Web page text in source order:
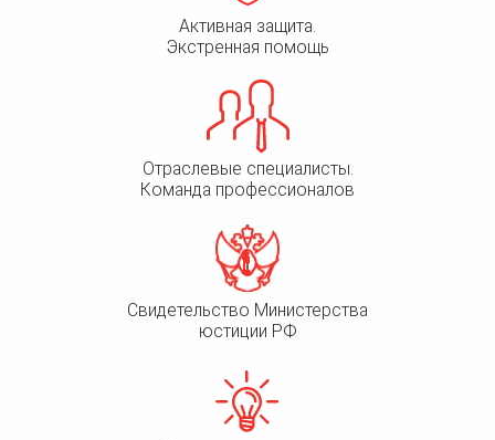
Активная защита.
Экстренная помощь
Отраслевые специалисты.
Команда профессионалов
Свидетельство Министерства
юстиции РФ